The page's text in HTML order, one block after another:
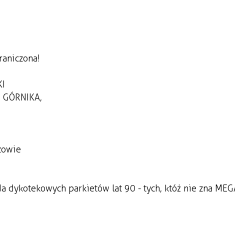
dykotekowych parkietów lat 90 - tych, któż nie zna